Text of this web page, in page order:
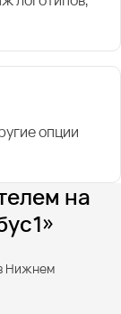
опции
на
Нижнем